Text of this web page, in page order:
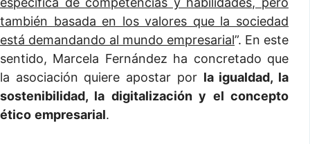
también basada en los valores que la sociedad
está demandando al mundo empresarial”. En este
sentido, Marcela Fernández ha concretado que
la asociación quiere apostar por la igualdad, la
sostenibilidad, la digitalización y el concepto
ético empresarial.